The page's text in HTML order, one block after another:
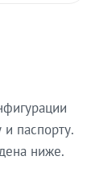
и паспорту.
ниже.